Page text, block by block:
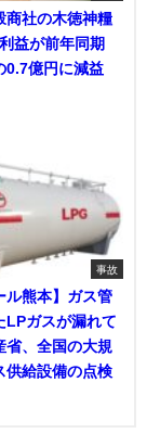
商社の木徳神糧
益が前年同期
0.7億円に減益
事故
ル熊本】ガス管
LPガスが漏れて
、全国の大規
供給設備の点検